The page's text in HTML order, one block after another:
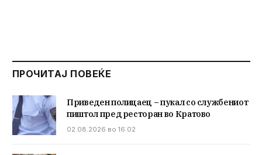
ПРОЧИТАЈ ПОВЕЌЕ
Приведен полицаец – пукал со службениот
пиштол пред ресторан во Кратово
02.08.2026 во 16:02